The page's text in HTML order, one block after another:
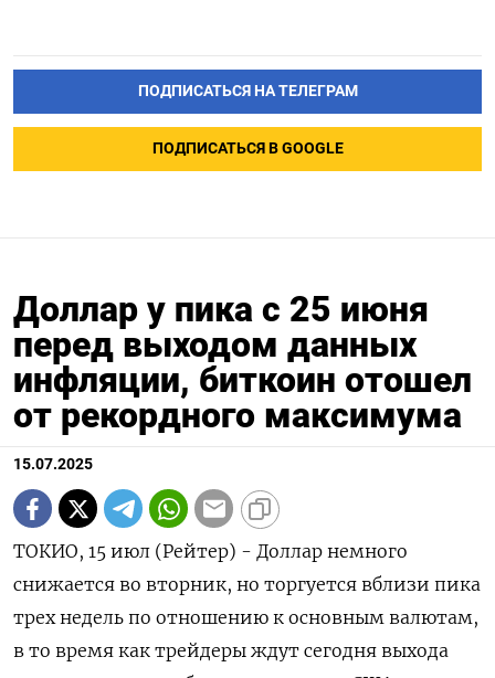
ПОДПИСАТЬСЯ НА ТЕЛЕГРАМ
ПОДПИСАТЬСЯ В GOOGLE
Доллар у пика c 25 июня
перед выходом данных
инфляции, биткоин отошел
от рекордного максимума
15.07.2025
ТОКИО, 15 июл (Рейтер) - Доллар немного
снижается во вторник, но торгуется вблизи пика
трех недель по отношению к основным валютам,
в то время как трейдеры ждут сегодня выхода